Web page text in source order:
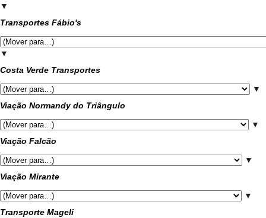
▼
Transportes Fábio's
▼
Costa Verde Transportes
▼
Viação Normandy do Triângulo
▼
Viação Falcão
▼
Viação Mirante
▼
Transporte Mageli